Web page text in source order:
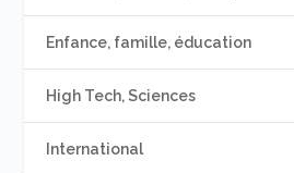
Enfance, famille, éducation
High Tech, Sciences
International